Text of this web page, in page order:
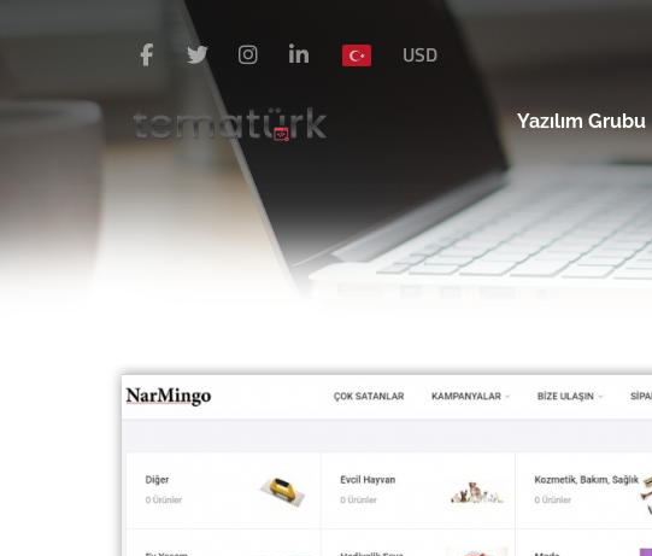
USD
Yazılım Grubu